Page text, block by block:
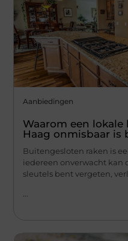
Aanbiedingen
Waarom een
Haag onmisbaar
Buitengesloten raken is
iedereen onverwacht kan
sleutels bent vergeten,
...